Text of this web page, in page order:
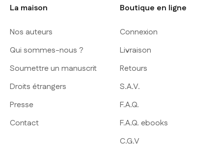
La maison
Nos auteurs
Qui sommes-nous ?
Soumettre un manuscrit
Droits étrangers
Presse
Contact
Boutique en ligne
Connexion
Livraison
Retours
S.A.V.
F.A.Q.
F.A.Q. ebooks
C.G.V